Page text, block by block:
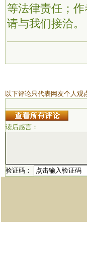
等法律责任；
请与我们接洽。
以下评论只代表网友个人观
读后感言：
验证码：